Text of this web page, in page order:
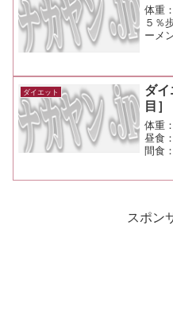
体重
５％
ーメ
ら
迎え
ダイエット
ダ
目］
体重
昼食
間食
スポン